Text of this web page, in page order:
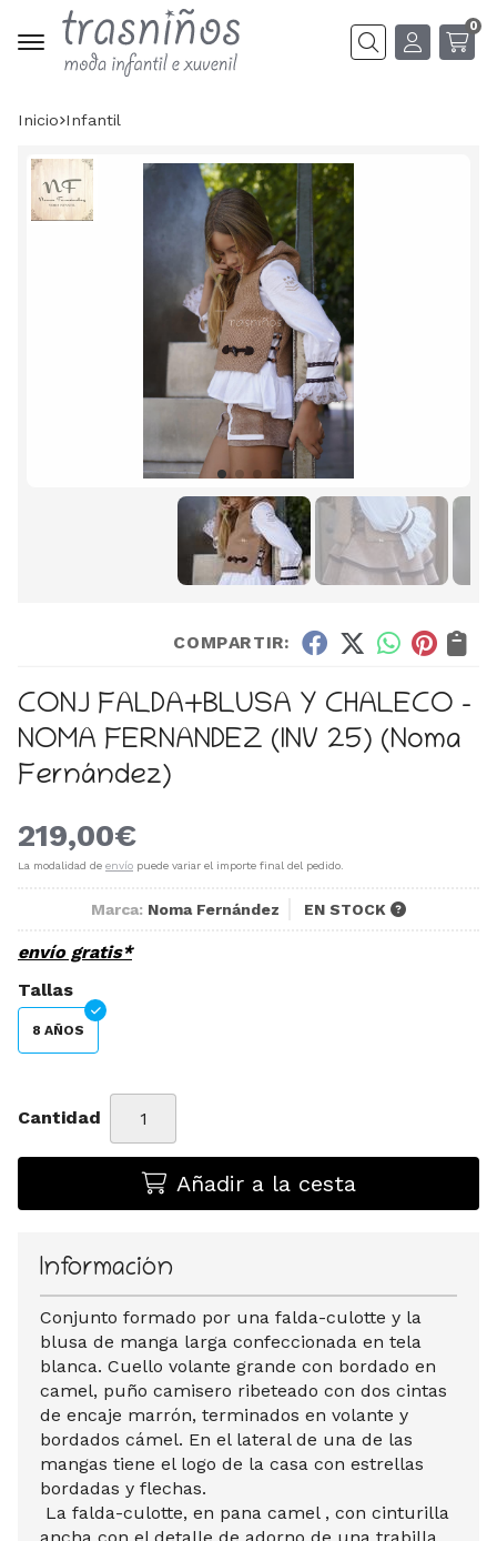
Buscar
0
Inicio infantil
COMPARTIR:
CONJ FALDA+BLUSA Y CHALECO -
NOMA FERNANDEZ (INV 25) (Noma
Fernández)
219,00€
La modalidad de envío puede variar el importe final del pedido.
Marca: Noma Fernández EN STOCK
envío gratis*
Tallas
8 AÑOS
Cantidad
Añadir a la cesta
Información
Conjunto formado por una falda-culotte y la
blusa de manga larga confeccionada en tela
blanca. Cuello volante grande con bordado en
camel, puño camisero ribeteado con dos cintas
de encaje marrón, terminados en volante y
bordados cámel. En el lateral de una de las
mangas tiene el logo de la casa con estrellas
bordadas y flechas.
La falda-culotte, en pana camel , con cinturilla